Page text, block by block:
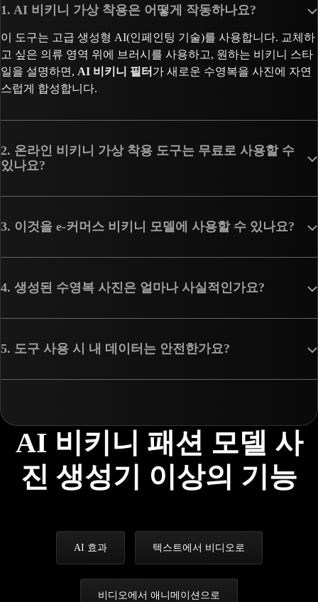
1. AI 비키니 가상 착용은 어떻게 작동하나요?
이 도구는 고급 생성형 AI(인페인팅 기술)를 사용합니다. 교체하
고 싶은 의류 영역 위에 브러시를 사용하고, 원하는 비키니 스타
일을 설명하면, AI 비키니 필터 가 새로운 수영복을 사진에 자연
스럽게 합성합니다.
2. 온라인 비키니 가상 착용 도구는 무료로 사용할 수
있나요?
3. 이것을 e-커머스 비키니 모델에 사용할 수 있나요?
4. 생성된 수영복 사진은 얼마나 사실적인가요?
5. 도구 사용 시 내 데이터는 안전한가요?
AI 비키니 패션 모델 사
진 생성기 이상의 기능
AI 효과 텍스트에서 비디오로
비디오에서 애니메이션으로